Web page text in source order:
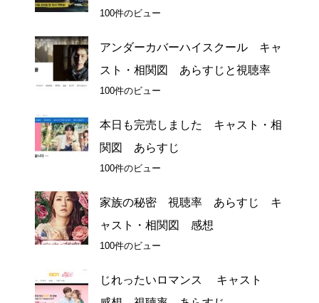
100件のビュー
アンダーカバーハイスクール キャ
スト・相関図 あらすじと視聴率
100件のビュー
本日も完売しました キャスト・相
関図 あらすじ
100件のビュー
家族の秘密 視聴率 あらすじ キ
ャスト・相関図 感想
100件のビュー
じれったいロマンス キャスト